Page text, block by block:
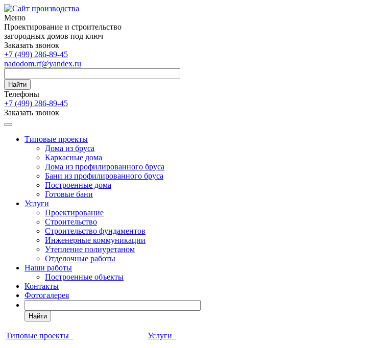
Меню
Проектирование и строительство
загородных домов под ключ
Заказать звонок
+7 (499) 286-89-45
nadodom.rf@yandex.ru
Найти
Телефоны
+7 (499) 286-89-45
Заказать звонок
Типовые проекты
Дома из бруса
Каркасные дома
Дома из профилированного бруса
Бани из профилированного бруса
Построенные дома
Готовые бани
Услуги
Проектирование
Строительство
Строительство фундаментов
Инженерные коммуникации
Утепление полиуретаном
Отделочные работы
Наши работы
Построенные объекты
Контакты
Фотогалерея
Найти
Типовые проекты
Услуги